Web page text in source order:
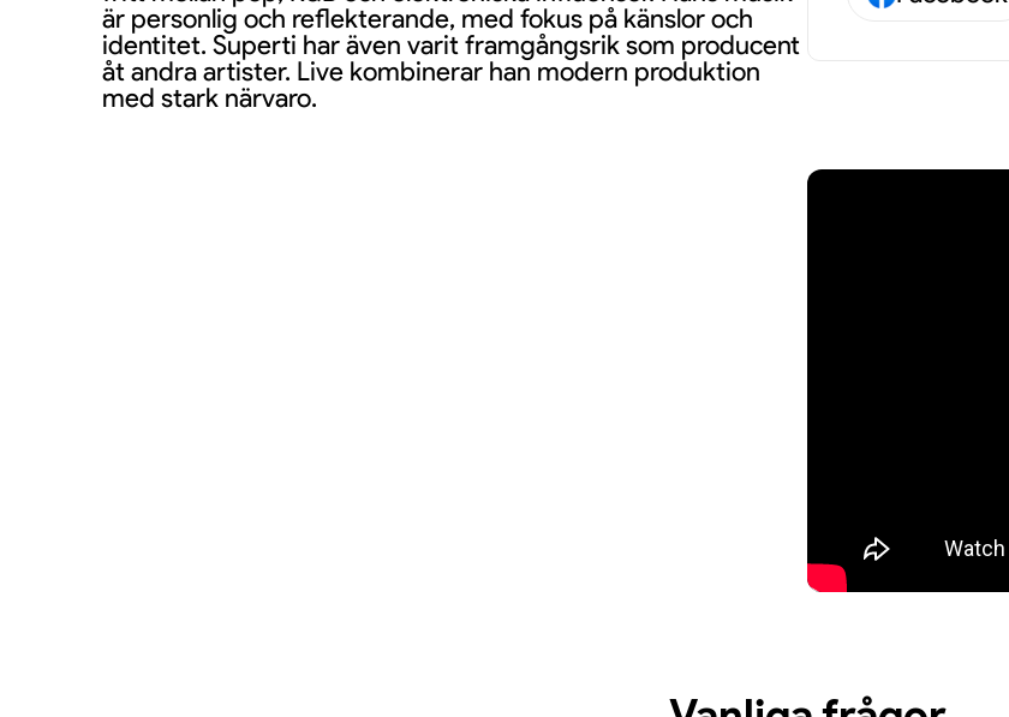
är personlig och reflekterande, med fokus på känslor och
identitet. Superti har även varit framgångsrik som producent
åt andra artister. Live kombinerar han modern produktion
med stark närvaro.